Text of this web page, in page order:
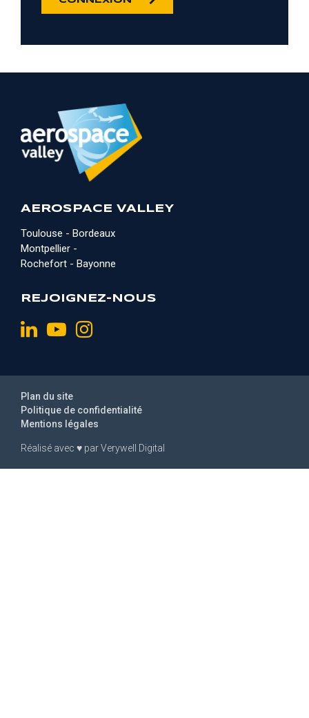
AEROSPACE VALLEY
Toulouse - Bordeaux
Montpellier -
Rochefort - Bayonne
REJOIGNEZ-NOUS
Réalisé avec ♥ parVerywell Digital
Mentions légales
Politique de confidentialité
Plan du site